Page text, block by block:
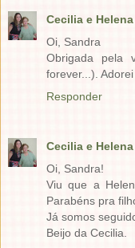
Cecilia e Helena
Oi, Sandra
Obrigada pela
forever...).
Responder
Cecilia e Helena
Oi, Sandra!
Viu que a
Parabéns pra
Já somos
Beijo da Cecilia.